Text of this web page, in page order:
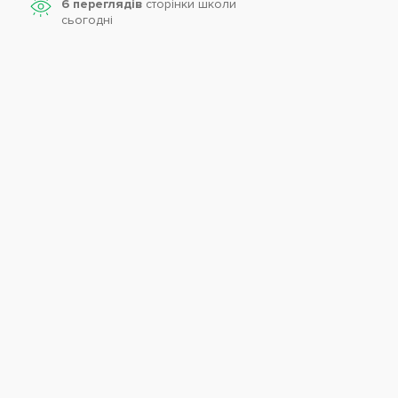
6 переглядівсторінки школи
cьогодні